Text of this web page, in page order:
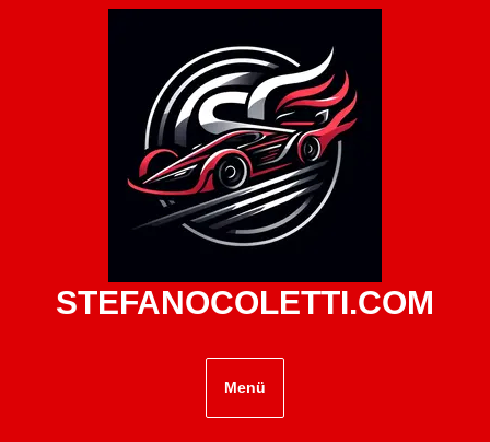
STEFANOCOLETTI.COM
Menü